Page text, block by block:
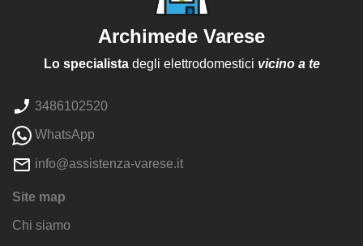
Archimede Varese
Lo specialistadegli elettrodomestici vicino a te
3486102520
WhatsApp
info@assistenza-varese.it
Site map
Chi siamo